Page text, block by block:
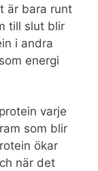
är bara runt
till slut blir
i andra
energi
varje
som blir
ökar
när det